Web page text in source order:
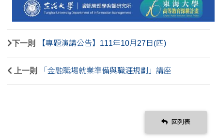
下一則 【專題演講公告】111年10月27日(四)
上一則 「金融職場就業準備與職涯規劃」講座
回列表